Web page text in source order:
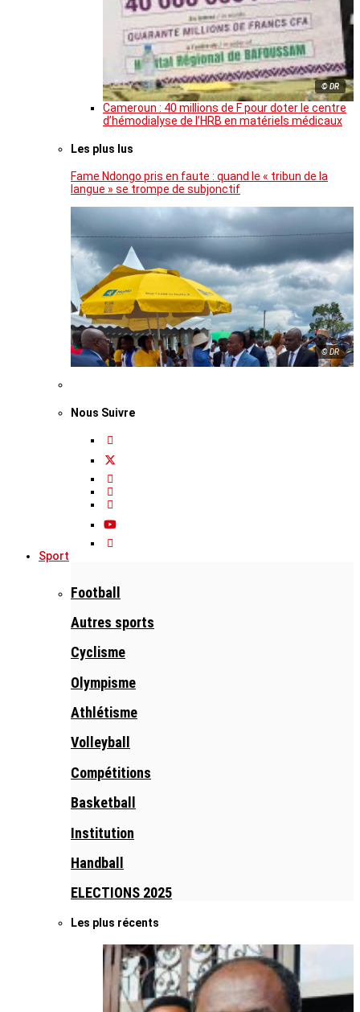
© DR
Cameroun : 40 millions de F pour doter le centre
d’hémodialyse de l’HRB en matériels médicaux
Les plus lus
Fame Ndongo pris en faute : quand le « tribun de la
langue » se trompe de subjonctif
© DR
Nous Suivre
Sport
Football
Autres sports
Cyclisme
Olympisme
Athlétisme
Volleyball
Compétitions
Basketball
Institution
Handball
ELECTIONS 2025
Les plus récents